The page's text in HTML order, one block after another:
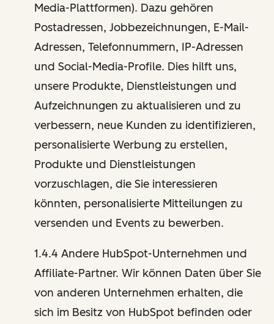
Media-Plattformen). Dazu gehören
Postadressen, Jobbezeichnungen, E-Mail-
Adressen, Telefonnummern, IP-Adressen
und Social-Media-Profile. Dies hilft uns,
unsere Produkte, Dienstleistungen und
Aufzeichnungen zu aktualisieren und zu
verbessern, neue Kunden zu identifizieren,
personalisierte Werbung zu erstellen,
Produkte und Dienstleistungen
vorzuschlagen, die Sie interessieren
könnten, personalisierte Mitteilungen zu
versenden und Events zu bewerben.
1.4.4 Andere HubSpot-Unternehmen und
Affiliate-Partner. Wir können Daten über Sie
von anderen Unternehmen erhalten, die
sich im Besitz von HubSpot befinden oder